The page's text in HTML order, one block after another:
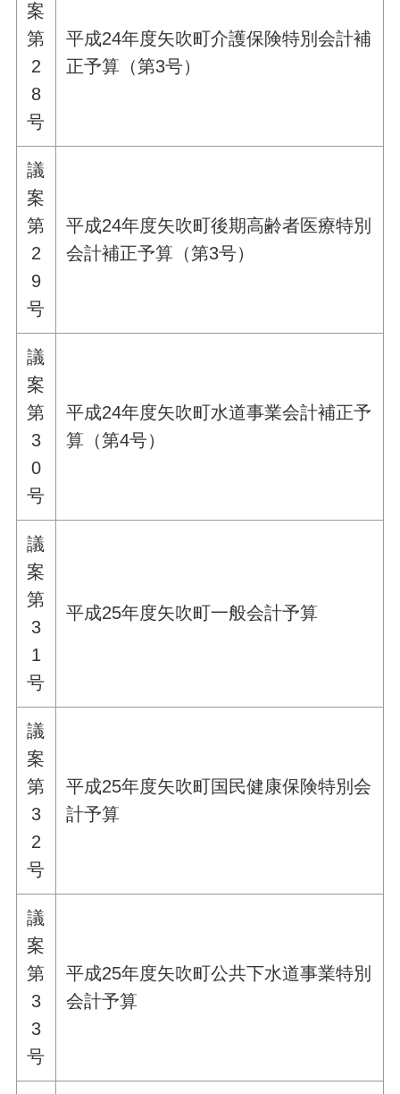
案
第
2
8
号
平成24年度矢吹町介護保険特別会計補
正予算（第3号）
議
案
第
2
9
号
平成24年度矢吹町後期高齢者医療特別
会計補正予算（第3号）
議
案
第
3
0
号
平成24年度矢吹町水道事業会計補正予
算（第4号）
議
案
第
3
1
号
平成25年度矢吹町一般会計予算
議
案
第
3
2
号
平成25年度矢吹町国民健康保険特別会
計予算
議
案
第
3
3
号
平成25年度矢吹町公共下水道事業特別
会計予算